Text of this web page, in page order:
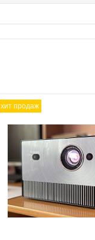
хит продаж